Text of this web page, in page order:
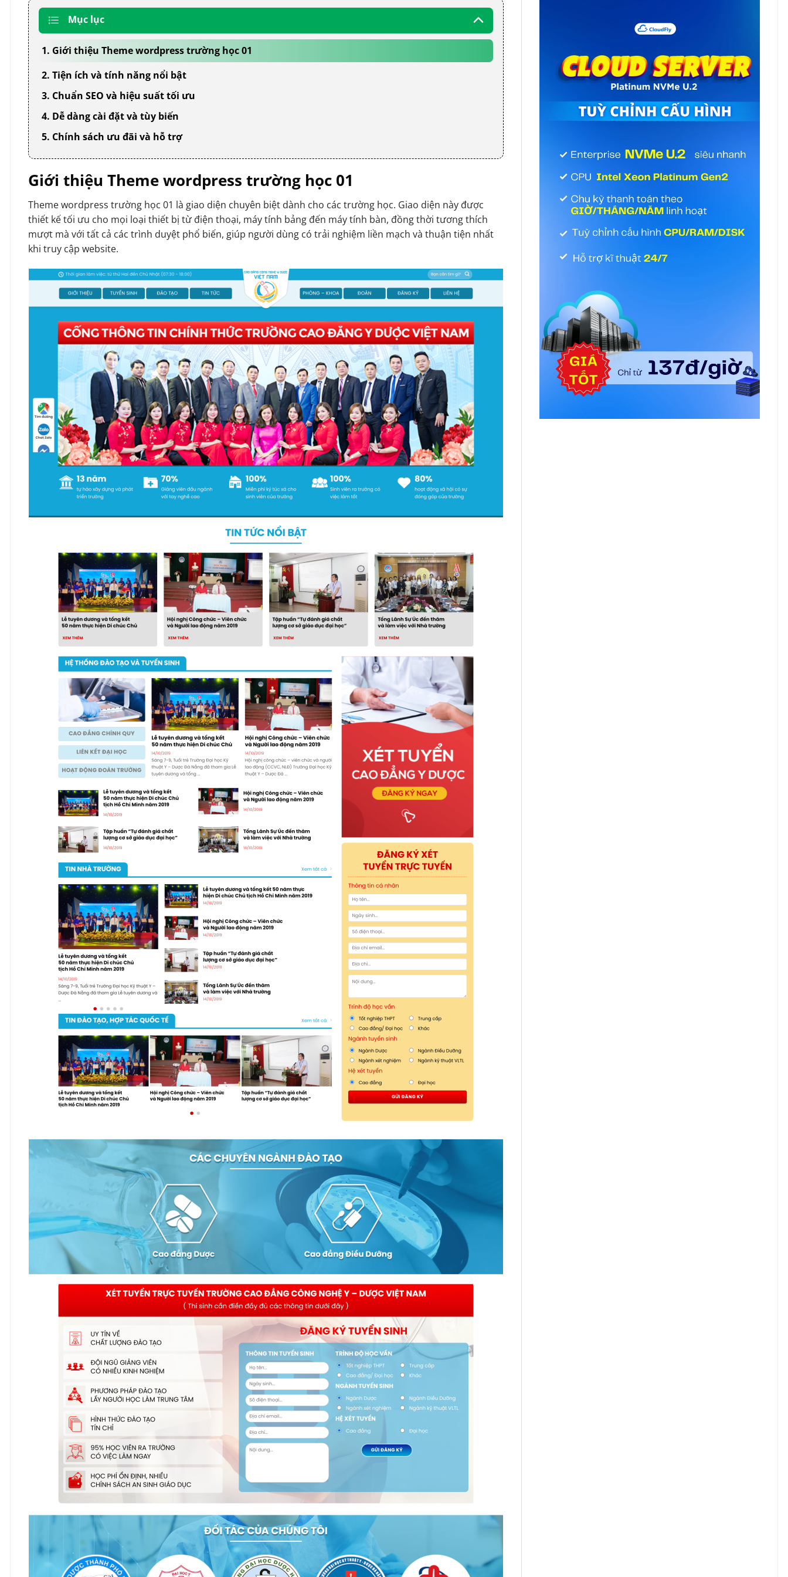
Mục lục
1. Giới thiệu Theme wordpress trường học 01
2. Tiện ích và tính năng nổi bật
3. Chuẩn SEO và hiệu suất tối ưu
4. Dễ dàng cài đặt và tùy biến
5. Chính sách ưu đãi và hỗ trợ
Giới thiệu Theme wordpress trường học 01
Theme wordpress trường học 01 là giao diện chuyên biệt dành cho các trường học. Giao diện này được
thiết kế tối ưu cho mọi loại thiết bị từ điện thoại, máy tính bảng đến máy tính bàn, đồng thời tương thích
mượt mà với tất cả các trình duyệt phổ biến, giúp người dùng có trải nghiệm liền mạch và thuận tiện nhất
khi truy cập website.